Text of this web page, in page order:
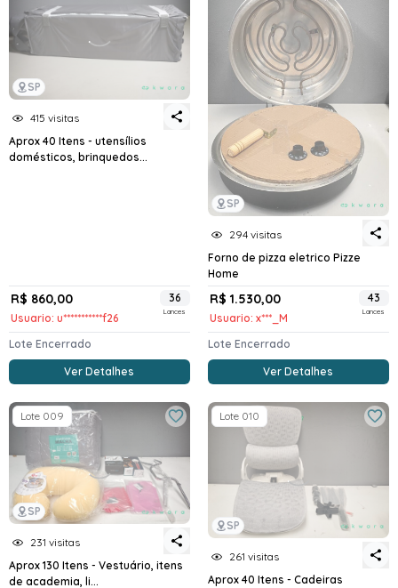
SP
415 visitas
Aprox 40 Itens - utensílios
domésticos, brinquedos...
R$ 860,00
Usuario: u***********f26
36
Lances
Lote Encerrado
Ver Detalhes
SP
294 visitas
Forno de pizza eletrico Pizze
Home
R$ 1.530,00
Usuario: x***_M
43
Lances
Lote Encerrado
Ver Detalhes
SP
Lote 009
231 visitas
Aprox 130 Itens - Vestuário, itens
de academia, li...
SP
Lote 010
261 visitas
Aprox 40 Itens - Cadeiras